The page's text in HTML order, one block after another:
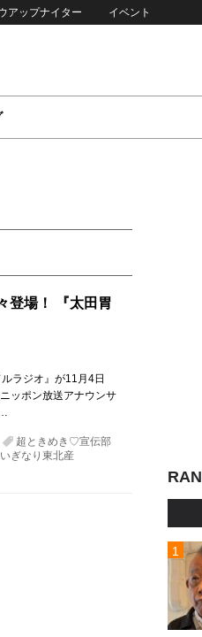
アップナイター イベント
登場！ 『太田胃
ラジオ』が11月4日
ッポン放送アナウンサ
超ときめき♡宣伝部
いぎなり東北産